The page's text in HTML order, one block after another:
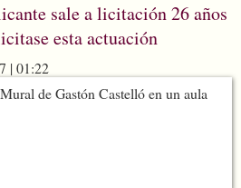
sale a licitación 26 años
esta actuación
| 01:22